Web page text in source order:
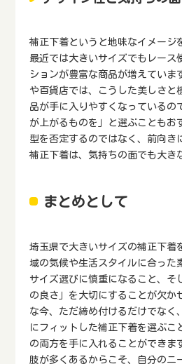
補正下着というと地味なイメージ
最近では大きいサイズでもレース
ションが豊富な商品が増えていま
や百貨店では、こうした美しさと
品が手に入りやすくなっているの
が上がるものを」と選ぶこともお
型を否定するのではなく、前向き
補正下着は、気持ちの面でも大き
まとめとして
埼玉県で大きいサイズの補正下着
域の気候や生活スタイルに合った
サイズ選びに慎重になること、そ
の良さ」を大切にすることが欠か
な今、ただ締め付けるだけでなく
にフィットした補正下着を選ぶこ
の両方を手に入れることができま
肢が多くあるからこそ、自分のニ